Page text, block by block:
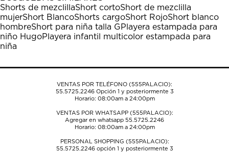
Esta
acción
abrirá
el
formulario
envío.
Esta
acción
abrirá
el
envío.
Esta
acción
abrirá
el
envío.
Esta
acción
abrirá
el
envío.
Esta
acción
abrirá
el
envío.
Shorts de mezclillaShort cortoShort de mezclilla
mujerShort BlancoShorts cargoShort RojoShort blanco
hombreShort para niña talla GPlayera estampada para
niño HugoPlayera infantil multicolor estampada para
niña
VENTAS POR TELÉFONO (555PALACIO):
55.5725.2246Opción 1 y posteriormente 3
Horario: 08:00am a 24:00pm
VENTAS POR WHATSAPP (555PALACIO):
Agregar en whatsapp 55.5725.2246
Horario: 08:00am a 24:00pm
PERSONAL SHOPPING (555PALACIO):
55.5725.2246opción 1 y posteriormente 3